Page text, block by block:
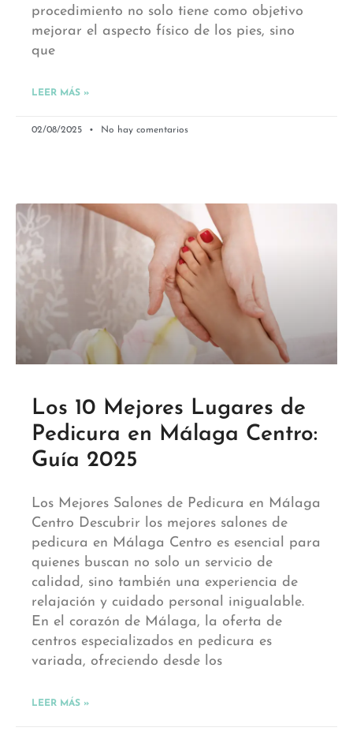
procedimiento no solo tiene como objetivo
mejorar el aspecto físico de los pies, sino
que
LEER MÁS »
02/08/2025 No hay comentarios
Los 10 Mejores Lugares de
Pedicura en Málaga Centro:
Guía 2025
Los Mejores Salones de Pedicura en Málaga
Centro Descubrir los mejores salones de
pedicura en Málaga Centro es esencial para
quienes buscan no solo un servicio de
calidad, sino también una experiencia de
relajación y cuidado personal inigualable.
En el corazón de Málaga, la oferta de
centros especializados en pedicura es
variada, ofreciendo desde los
LEER MÁS »